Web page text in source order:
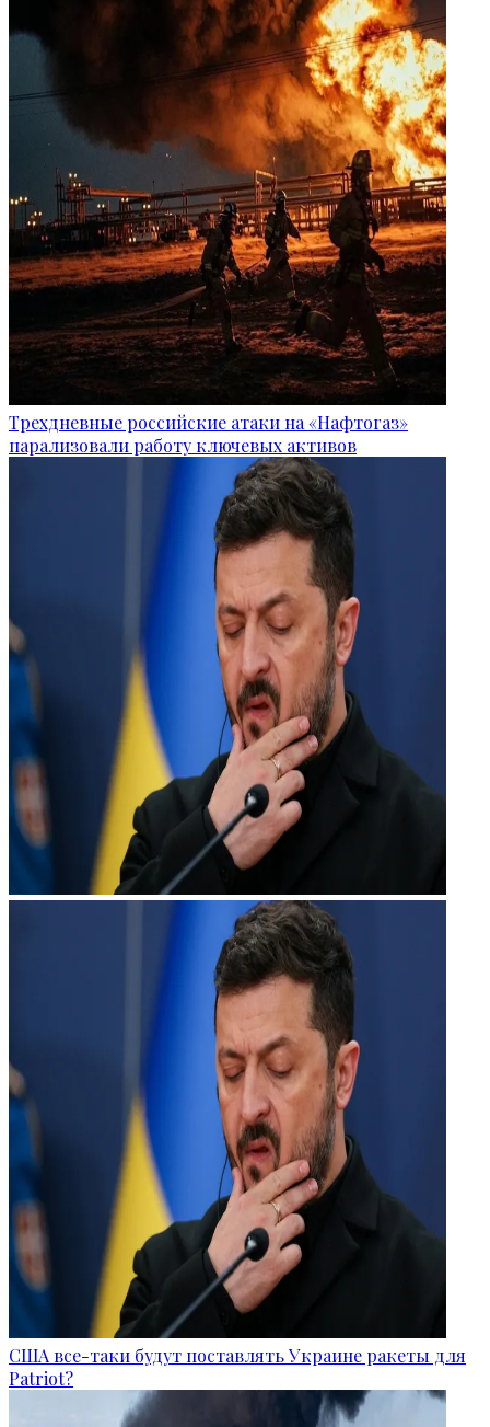
Трехдневные российские атаки на «Нафтогаз»
парализовали работу ключевых активов
США все-таки будут поставлять Украине ракеты для
Patriot?